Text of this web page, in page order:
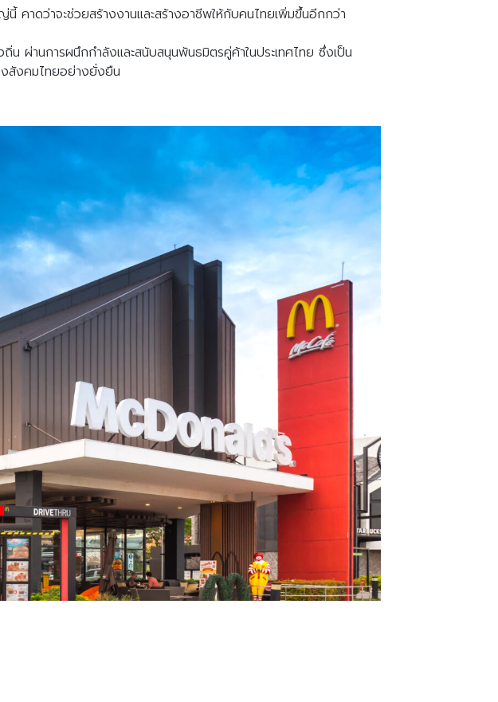
คาดว่าจะช่วยสร้างงานและสร้างอาชีพให้กับคนไทยเพิ่มขึ้นอีกกว่า
น ผ่านการผนึกกำลังและสนับสนุนพันธมิตรคู่ค้าในประเทศไทย ซึ่งเป็น
งสังคมไทยอย่างยั่งยืน